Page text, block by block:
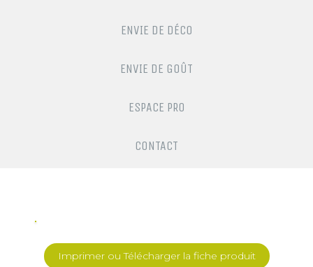
ENVIE DE DÉCO
ENVIE DE GOÛT
ESPACE PRO
CONTACT
Imprimer ou Télécharger la fiche produit